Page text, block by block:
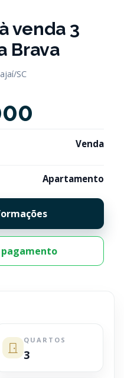
venda 3
Brava
SC
Venda
Apartamento
pagamento
QUARTOS
3